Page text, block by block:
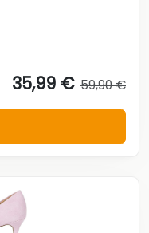
35,99 € 59,90 €